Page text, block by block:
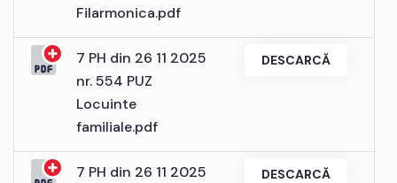
Filarmonica.pdf
7 PH din 26 11 2025
nr. 554 PUZ
Locuinte
familiale.pdf
DESCARCĂ
7 PH din 26 11 2025
DESCARCĂ